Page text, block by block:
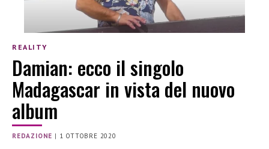
REALITY
Damian: ecco il singolo
Madagascar in vista del nuovo
album
REDAZIONE | 1 OTTOBRE 2020